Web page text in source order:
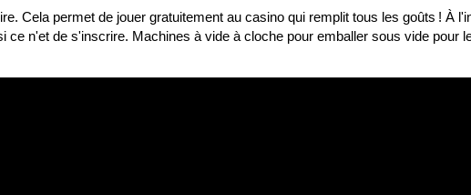
Cela permet de jouer gratuitement au casino qui remplit tous les goûts ! À
n'et de s'inscrire. Machines à vide à cloche pour emballer sous vide pour